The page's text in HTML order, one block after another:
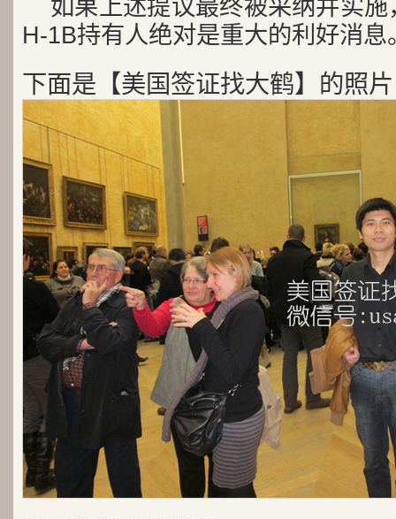
如果上述提议最终被采纳并实
H-1B持有人绝对是重大的利好消息
下面是【美国签证找大鹤】的照片